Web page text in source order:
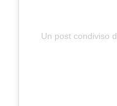
Un post condiviso